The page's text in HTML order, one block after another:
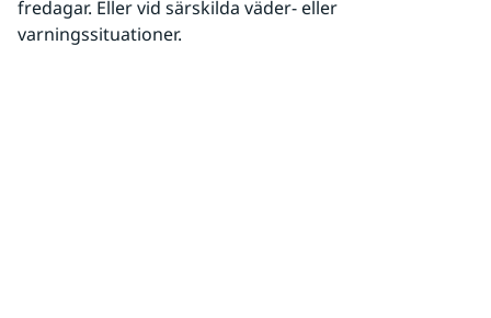
fredagar. Eller vid särskilda väder- eller
varningssituationer.